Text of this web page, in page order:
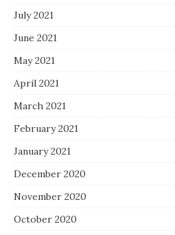
July 2021
June 2021
May 2021
April 2021
March 2021
February 2021
January 2021
December 2020
November 2020
October 2020